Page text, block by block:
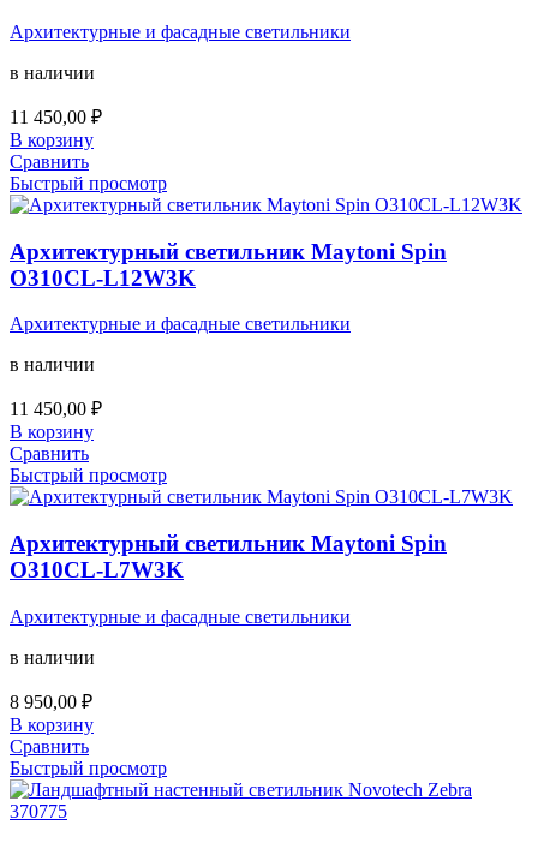
Архитектурные и фасадные светильники
в наличии
11 450,00 ₽
В корзину
Сравнить
Быстрый просмотр
Архитектурный светильник Maytoni Spin
O310CL-L12W3K
Архитектурные и фасадные светильники
в наличии
11 450,00 ₽
В корзину
Сравнить
Быстрый просмотр
Архитектурный светильник Maytoni Spin
O310CL-L7W3K
Архитектурные и фасадные светильники
в наличии
8 950,00 ₽
В корзину
Сравнить
Быстрый просмотр